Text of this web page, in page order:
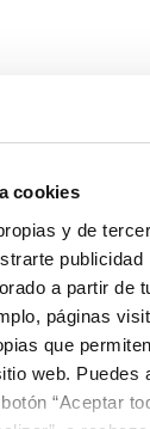
cookies
y de
publicidad
a partir de
páginas
que
web. Puedes
“Aceptar